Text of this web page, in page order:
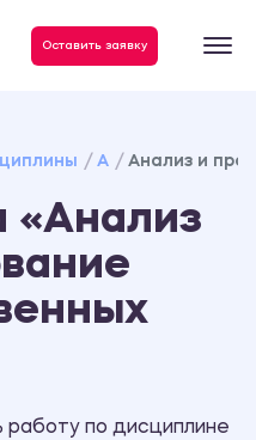
Оставить заявку
А Анализ и
«Анализ
по дисциплине